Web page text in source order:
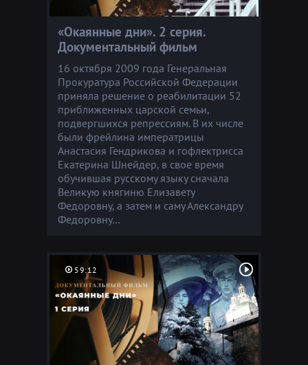
«Окаянные дни». 2 серия.
Документальный фильм
16 октября 2009 года Генеральная
Прокуратура Российской Федерации
приняла решение о реабилитации 52
приближенных царской семьи,
подвергшихся репрессиям. В их числе
были фрейлина императрицы
Анастасия Гендрикова и гофлектрисса
Екатерина Шнейдер, в свое время
обучившая русскому языку сначала
Великую княгиню Елизавету
Федоровну, а затем и саму Александру
Федоровну…
59:12